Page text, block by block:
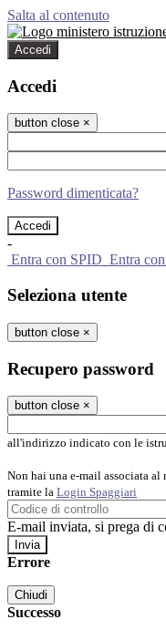
Salta al contenuto
Accedi
Accedi
button close ×
Password dimenticata?
-
Entra con SPID Entra
Seleziona utente
button close ×
Recupero password
button close ×
all'indirizzo indicato con le
Non hai una e-mail associata
tramite la Login Spaggiari
E-mail inviata, si prega di
Errore
Chiudi
Successo